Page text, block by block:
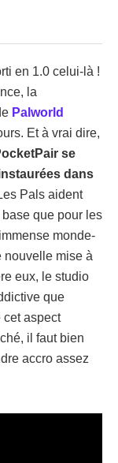
en 1.0 celui-là !
la
Palworld
Et à vrai dire,
se
dans
Pals aident
que pour les
monde-
nouvelle mise à
eux, le studio
que
cet aspect
il faut bien
accro assez